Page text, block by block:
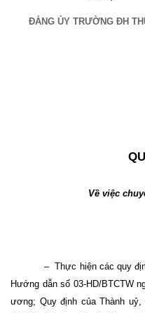
ĐẢNG ỦY TRƯỜNG ĐH
Về việc
– Thực hiện các quy
Hướng dẫn số 03-HD/BTCTW
ương; Quy định của Thành